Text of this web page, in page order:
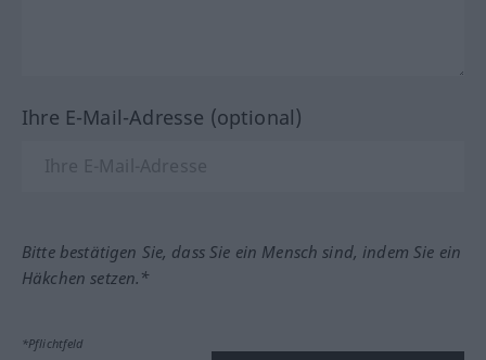
Ihre E-Mail-Adresse (optional)
Bitte bestätigen Sie, dass Sie ein Mensch sind, indem Sie ein
Häkchen setzen.*
*Pflichtfeld